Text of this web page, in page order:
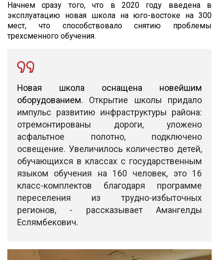
Начнем сразу того, что в 2020 году введена в
эксплуатацию новая школа на юго-востоке на 300
мест, что способствовало снятию проблемы
трехсменного обучения.
Новая школа оснащена новейшим
оборудованием. Открытие школы придало
импульс развитию инфраструктуры района:
отремонтированы дороги, уложено
асфальтное полотно, подключено
освещение. Увеличилось количество детей,
обучающихся в классах с государственным
языком обучения на 160 человек, это 16
класс-комплектов благодаря программе
переселения из трудно-избыточных
регионов, - рассказывает Амангелды
Еслямбекович.